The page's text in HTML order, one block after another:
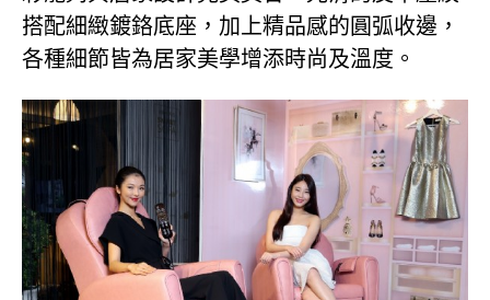
搭配細緻鍍鉻底座，加上精品感的圓弧收邊，
各種細節皆為居家美學增添時尚及溫度。